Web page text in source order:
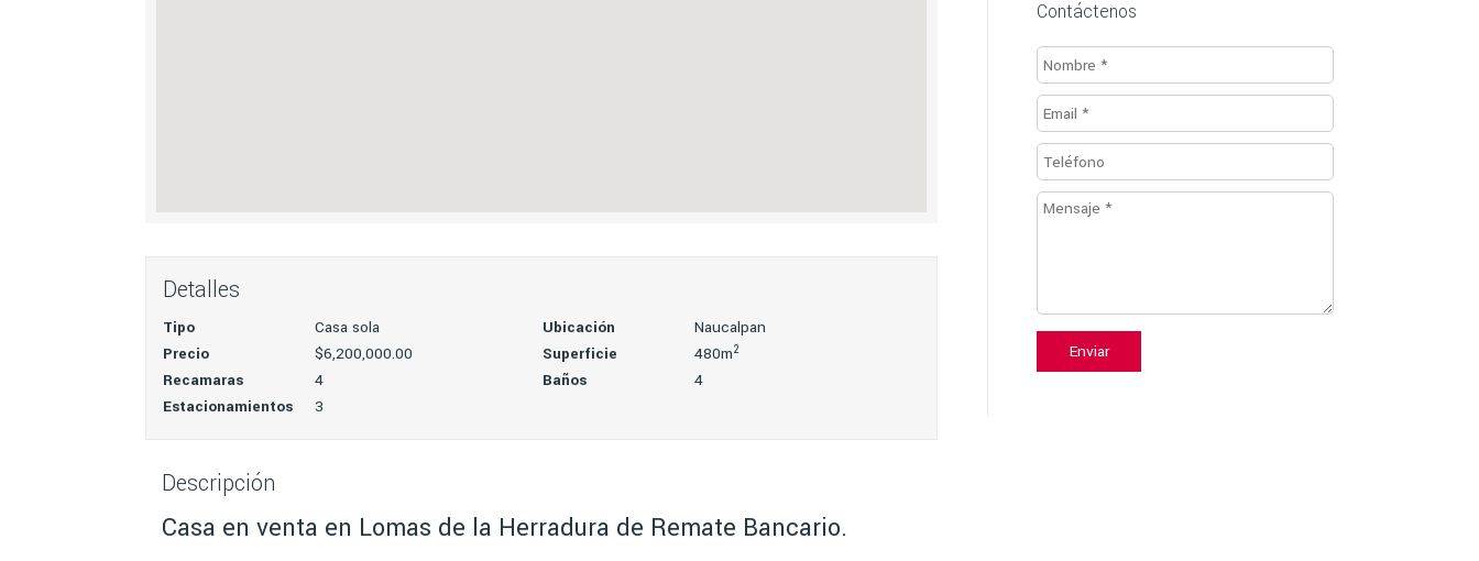
Detalles
Tipo Casa sola Ubicación
Naucalpan
Precio
$6,200,000.00 Superficie 480m2
Recamaras 4 Baños
4
Estacionamientos
3
Descripción
Casa en venta en Lomas de la Herradura de Remate Bancario.
Contáctenos
Enviar